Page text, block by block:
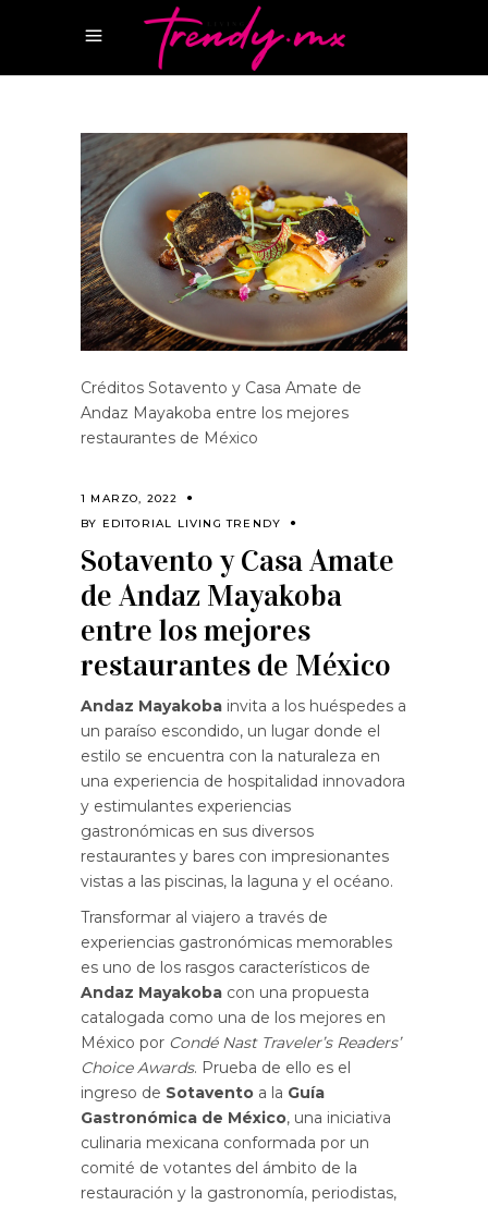
Créditos Sotavento y Casa Amate de
Andaz Mayakoba entre los mejores
restaurantes de México
1 MARZO, 2022
BY EDITORIAL LIVING TRENDY
Sotavento y Casa Amate
de Andaz Mayakoba
entre los mejores
restaurantes de México
Andaz Mayakoba invita a los huéspedes a
un paraíso escondido, un lugar donde el
estilo se encuentra con la naturaleza en
una experiencia de hospitalidad innovadora
y estimulantes experiencias
gastronómicas en sus diversos
restaurantes y bares con impresionantes
vistas a las piscinas, la laguna y el océano.
Transformar al viajero a través de
experiencias gastronómicas memorables
es uno de los rasgos característicos de
Andaz Mayakoba con una propuesta
catalogada como una de los mejores en
México por Condé Nast Traveler’s Readers’
Choice Awards. Prueba de ello es el
ingreso de Sotavento a la Guía
Gastronómica de México, una iniciativa
culinaria mexicana conformada por un
comité de votantes del ámbito de la
restauración y la gastronomía, periodistas,